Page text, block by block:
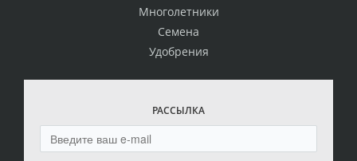
Многолетники
Семена
Удобрения
РАССЫЛКА